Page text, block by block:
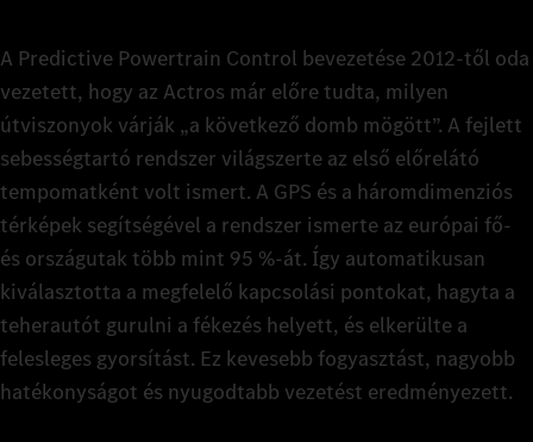
A Predictive Powertrain Control bevezetése 2012-től oda
vezetett, hogy az Actros már előre tudta, milyen
útviszonyok várják „a következő domb mögött”. A fejlett
sebességtartó rendszer világszerte az első előrelátó
tempomatként volt ismert. A GPS és a háromdimenziós
térképek segítségével a rendszer ismerte az európai fő-
és országutak több mint 95 %-át. Így automatikusan
kiválasztotta a megfelelő kapcsolási pontokat, hagyta a
teherautót gurulni a fékezés helyett, és elkerülte a
felesleges gyorsítást. Ez kevesebb fogyasztást, nagyobb
hatékonyságot és nyugodtabb vezetést eredményezett.